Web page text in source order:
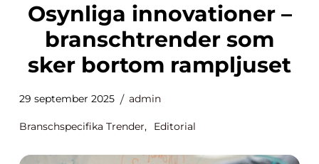
Osynliga innovationer –
branschtrender som
sker bortom rampljuset
29 september 2025 admin
Branschspecifika Trender, Editorial